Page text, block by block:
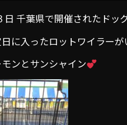
日 千葉県で開催されたドッ
に入ったロットワイラー
ンとサンシャイン